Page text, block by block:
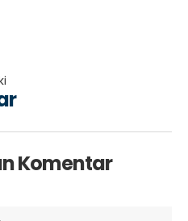
Komentar